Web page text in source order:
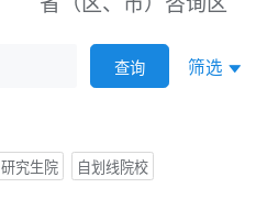
查询 筛选
研究生院 自划线院校